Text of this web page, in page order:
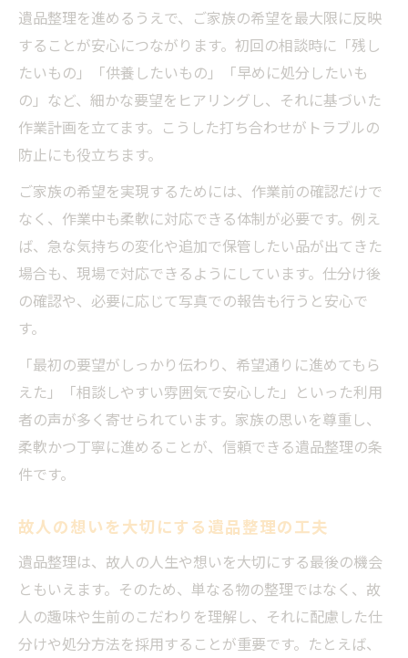
遺品整理を進めるうえで、ご家族の希望を最大限に反映
することが安心につながります。初回の相談時に「残し
たいもの」「供養したいもの」「早めに処分したいも
の」など、細かな要望をヒアリングし、それに基づいた
作業計画を立てます。こうした打ち合わせがトラブルの
防止にも役立ちます。
ご家族の希望を実現するためには、作業前の確認だけで
なく、作業中も柔軟に対応できる体制が必要です。例え
ば、急な気持ちの変化や追加で保管したい品が出てきた
場合も、現場で対応できるようにしています。仕分け後
の確認や、必要に応じて写真での報告も行うと安心で
す。
「最初の要望がしっかり伝わり、希望通りに進めてもら
えた」「相談しやすい雰囲気で安心した」といった利用
者の声が多く寄せられています。家族の思いを尊重し、
柔軟かつ丁寧に進めることが、信頼できる遺品整理の条
件です。
故人の想いを大切にする遺品整理の工夫
遺品整理は、故人の人生や想いを大切にする最後の機会
ともいえます。そのため、単なる物の整理ではなく、故
人の趣味や生前のこだわりを理解し、それに配慮した仕
分けや処分方法を採用することが重要です。たとえば、